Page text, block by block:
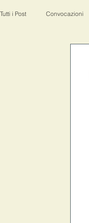
Tutti i Post Convocazioni